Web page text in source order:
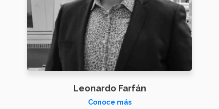
Leonardo Farfán
Conoce más